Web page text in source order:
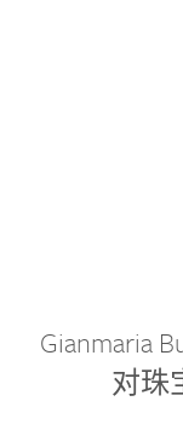
Gianmaria
对珠